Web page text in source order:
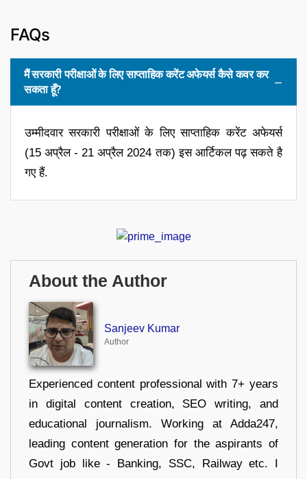
FAQs
मैं सरकारी परीक्षाओं के लिए साप्ताहिक करेंट अफेयर्स कैसे कवर कर
सकता हूँ?
उम्मीदवार सरकारी परीक्षाओं के लिए साप्ताहिक करेंट अफेयर्स
(15 अप्रैल - 21 अप्रैल 2024 तक) इस आर्टिकल पढ़ सकते है
गए हैं.
About the Author
Sanjeev Kumar
Author
Experienced content professional with 7+ years
in digital content creation, SEO writing, and
educational journalism. Working at Adda247,
leading content generation for the aspirants of
Govt job like - Banking, SSC, Railway etc. I